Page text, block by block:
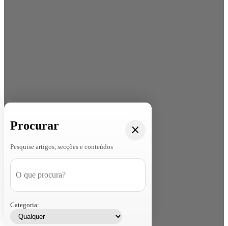
Procurar
Pesquise artigos, secções e conteúdos
Categoria: